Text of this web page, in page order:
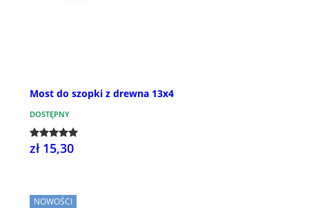
Most do szopki z drewna 13x4
DOSTĘPNY
zł 15,30
NOWOŚCI